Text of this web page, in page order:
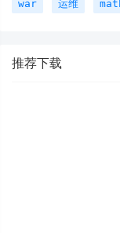
war 运维
推荐下载